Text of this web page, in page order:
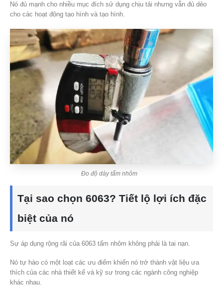
Nó đủ mạnh cho nhiều mục đích sử dụng chịu tải nhưng vẫn đủ dẻo
cho các hoạt động tạo hình và tạo hình.
Đo độ dày tấm nhôm
Tại sao chọn 6063? Tiết lộ lợi ích đặc
biệt của nó
Sự áp dụng rộng rãi của 6063 tấm nhôm không phải là tai nạn.
Nó tự hào có một loạt các ưu điểm khiến nó trở thành vật liệu ưa
thích của các nhà thiết kế và kỹ sư trong các ngành công nghiệp
khác nhau.